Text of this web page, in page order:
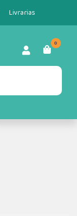
Livrarias
0